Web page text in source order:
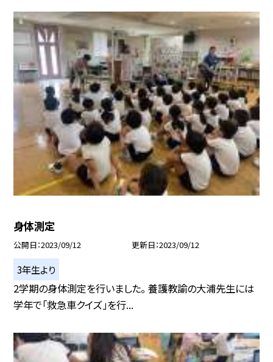
身体測定
公開日 2023/09/12 更新日 2023/09/12
3年生より
2学期の身体測定を行いました。 養護教諭の大浦先生には
学年で「救急車クイズ」を行...